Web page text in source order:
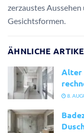
zerzaustes
Gesichtsformen.
ÄHNLICHE
Alter
8.